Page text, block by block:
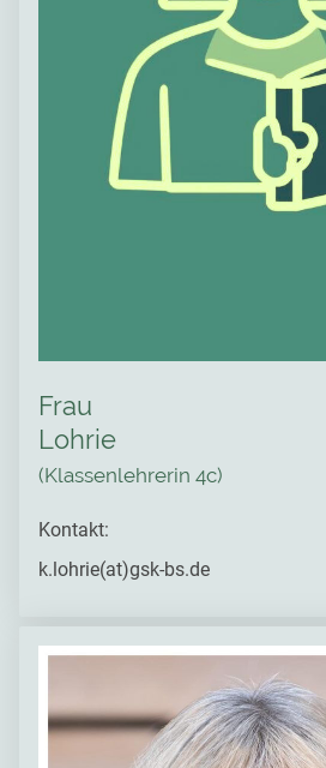
Frau
Lohrie
(Klassenlehrerin 4c)
Kontakt:
k.lohrie(at)gsk-bs.de